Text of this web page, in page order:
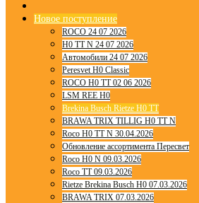
Новое поступление
ROCO 24 07 2026
H0 TT N 24 07 2026
Автомобили 24 07 2026
Peresvet H0 Classic
ROCO H0 TT 02 06 2026
LSM REE H0
Brekina Busch Rietze H0 TT
BRAWA TRIX TILLIG H0 TT N
Roco H0 TT N 30.04.2026
Обновление ассортимента Пересвет
Roco H0 N 09.03.2026
Roco TT 09.03.2026
Rietze Brekina Busch H0 07.03.2026
BRAWA TRIX 07.03.2026